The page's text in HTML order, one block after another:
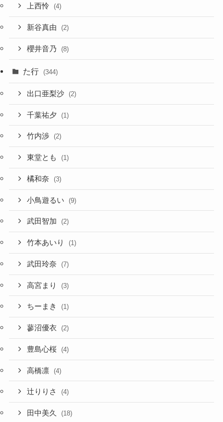
上西怜 (4)
新谷真由 (2)
櫻井音乃 (8)
た行 (344)
出口亜梨沙 (2)
千葉祐夕 (1)
竹内渉 (2)
東堂とも (1)
橘和奈 (3)
小鳥遊るい (9)
武田智加 (2)
竹本あいり (1)
武田玲奈 (7)
高宮まり (3)
ちーまき (1)
蓼沼優衣 (2)
豊島心桜 (4)
高橋凛 (4)
辻りりさ (4)
田中美久 (18)